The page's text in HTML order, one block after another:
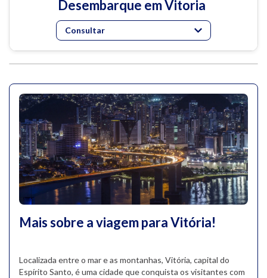
Desembarque em Vitoria
Consultar
Mais sobre a viagem para Vitória!
Localizada entre o mar e as montanhas, Vitória, capital do
Espírito Santo, é uma cidade que conquista os visitantes com